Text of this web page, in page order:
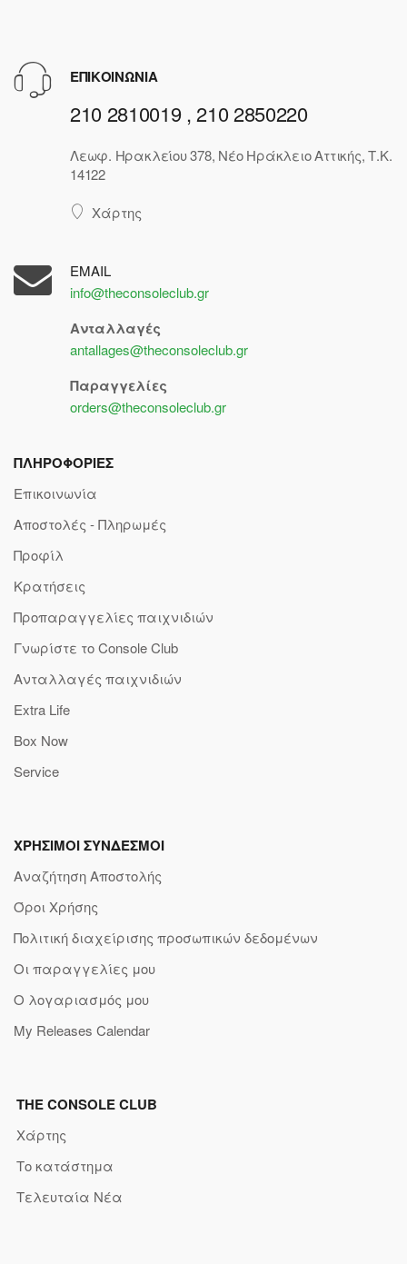
ΕΠΙΚΟΙΝΩΝΙΑ
210 2810019 , 210 2850220
Λεωφ. Ηρακλείου 378, Νέο Ηράκλειο Αττικής, Τ.Κ.
14122
Χάρτης
EMAIL
info@theconsoleclub.gr
Ανταλλαγές
antallages@theconsoleclub.gr
Παραγγελίες
orders@theconsoleclub.gr
ΠΛΗΡΟΦΟΡΙΕΣ
Επικοινωνία
Αποστολές - Πληρωμές
Προφίλ
Κρατήσεις
Προπαραγγελίες παιχνιδιών
Γνωρίστε το Console Club
Ανταλλαγές παιχνιδιών
Extra Life
Box Now
Service
ΧΡΗΣΙΜΟΙ ΣΥΝΔΕΣΜΟΙ
Αναζήτηση Αποστολής
Όροι Χρήσης
Πολιτική διαχείρισης προσωπικών δεδομένων
Οι παραγγελίες μου
Ο λογαριασμός μου
My Releases Calendar
THE CONSOLE CLUB
Χάρτης
Το κατάστημα
Τελευταία Νέα